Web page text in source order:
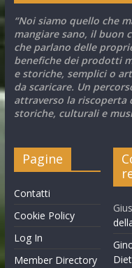
“Noi siamo quello che
mangiare sano, il buon
che parlano delle
benefiche dei prodotti
e storiche, semplici o
da scaricare. Un
attraverso la
storiche, culturali e
Pagine
Contatti
Cookie Policy
Log In
Member Directory